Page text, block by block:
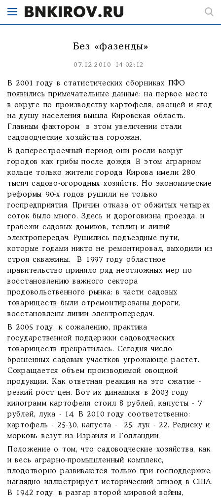
Без «фазенды»
07.12.2010 14:02:12
В 2001 году в статистических сборниках ПФО
появились примечательные данные: на первое место
в округе по производству картофеля, овощей и ягод
на душу населения вышла Кировская область.
Главным фактором в этом увеличении стали
садоводческие хозяйства горожан.
В доперестроечный период они росли вокруг
городов как грибы после дождя. В этом аграрном
кольце только жители города Кирова имели 280
тысяч садово-огородных хозяйств. Но экономические
реформы 90-х годов рушили не только
госпредприятия. Причин отказа от обжитых четырех
соток было много. Здесь и дороговизна проезда, и
грабежи садовых домиков, теплиц и линий
электропередач. Рушились подъездные пути,
которые годами никто не ремонтировал, выходили из
строя скважины. В 1997 году областное
правительство приняло ряд неотложных мер по
восстановлению важного сектора
продовольственного рынка: в части садовых
товариществ были отремонтированы дороги,
восстановлены линии электропередач.
В 2005 году, к сожалению, практика
государственной поддержки садоводческих
товариществ прекратилась. Сегодня число
брошенных садовых участков угрожающе растет.
Сокращается объем производимой овощной
продукции. Как ответная реакция на это сжатие -
резкий рост цен. Вот их динамика: в 2003 году
килограмм картофеля стоил 8 рублей, капусты - 7
рублей, лука - 14. В 2010 году соответственно:
картофель - 25-30, капуста - 25, лук - 22. Редиску и
морковь везут из Израиля и Голландии.
Положение о том, что садоводческие хозяйства, как
и весь аграрно-промышленный комплекс,
плодотворно развиваются только при господдержке,
наглядно иллюстрирует исторический эпизод в США.
В 1942 году, в разгар второй мировой войны,